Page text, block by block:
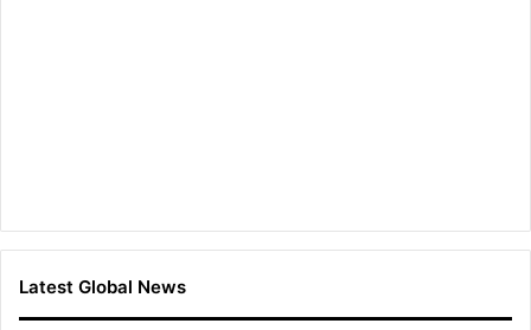
Latest Global News